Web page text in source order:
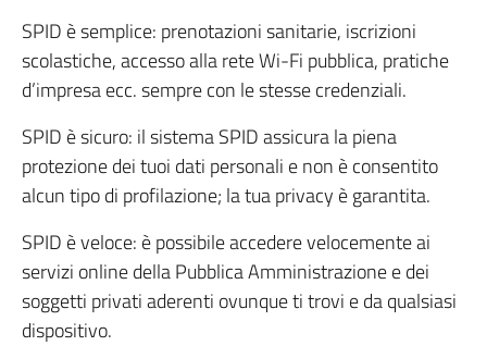
SPID è semplice: prenotazioni sanitarie, iscrizioni
scolastiche, accesso alla rete Wi-Fi pubblica, pratiche
d’impresa ecc. sempre con le stesse credenziali.
SPID è sicuro: il sistema SPID assicura la piena
protezione dei tuoi dati personali e non è consentito
alcun tipo di profilazione; la tua privacy è garantita.
SPID è veloce: è possibile accedere velocemente ai
servizi online della Pubblica Amministrazione e dei
soggetti privati aderenti ovunque ti trovi e da qualsiasi
dispositivo.